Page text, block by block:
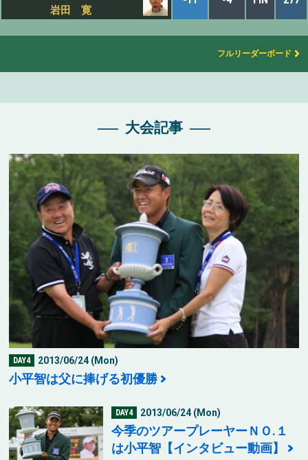
岩田 寛
フルリーダーボード
大会記事
DAY4 2013/06/24 (Mon)
小平智は父に捧げる初優勝
DAY4 2013/06/24 (Mon)
今季のツアープレーヤーＮＯ.１
は小平智【インタビュー動画】